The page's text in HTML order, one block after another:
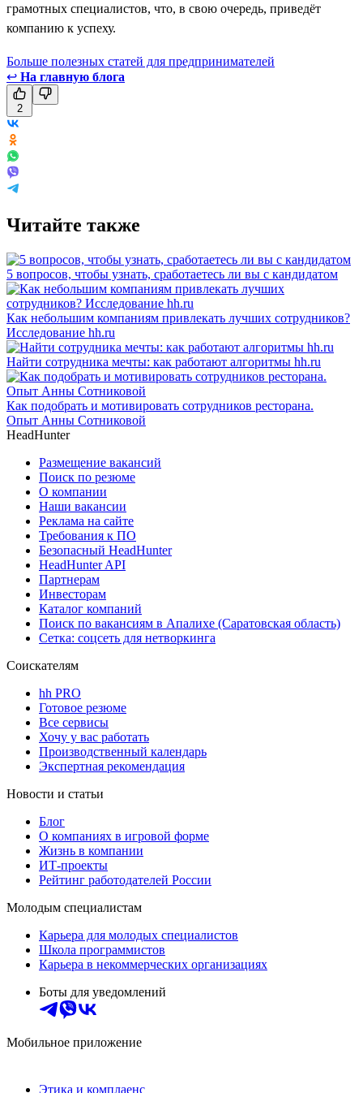
грамотных специалистов, что, в свою очередь, приведёт
компанию к успеху.
Больше полезных статей для предпринимателей
↩ На главную блога
2
Читайте также
5 вопросов, чтобы узнать, сработаетесь ли вы с кандидатом
Как небольшим компаниям привлекать лучших сотрудников?
Исследование hh.ru
Найти сотрудника мечты: как работают алгоритмы hh.ru
Как подобрать и мотивировать сотрудников ресторана.
Опыт Анны Сотниковой
HeadHunter
Размещение вакансий
Поиск по резюме
О компании
Наши вакансии
Реклама на сайте
Требования к ПО
Безопасный HeadHunter
HeadHunter API
Партнерам
Инвесторам
Каталог компаний
Поиск по вакансиям в Апалихе (Саратовская область)
Сетка: соцсеть для нетворкинга
Соискателям
hh PRO
Готовое резюме
Все сервисы
Хочу у вас работать
Производственный календарь
Экспертная рекомендация
Новости и статьи
Блог
О компаниях в игровой форме
Жизнь в компании
ИТ-проекты
Рейтинг работодателей России
Молодым специалистам
Карьера для молодых специалистов
Школа программистов
Карьера в некоммерческих организациях
Боты для уведомлений
Мобильное приложение
Этика и комплаенс